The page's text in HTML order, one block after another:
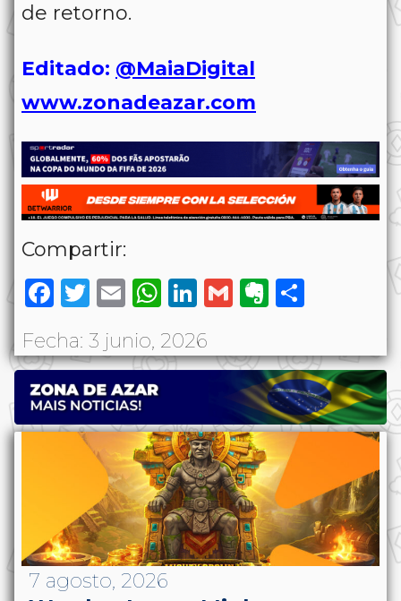
de retorno.
Editado: @MaiaDigital
www.zonadeazar.com
Compartir:
Facebook
Twitter
EmailWhatsApp
LinkedIn
GmailEvernote
Fecha: 3 junio, 2026
7 agosto, 2026